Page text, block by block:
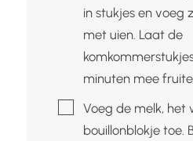
in stukjes en voeg
met uien. Laat de
minuten mee
▢Voeg de melk, het
bouillonblokje toe.